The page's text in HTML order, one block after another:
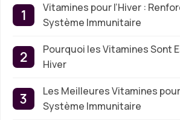
Vitamines pour l’Hiver :
Système Immunitaire
Pourquoi les Vitamines Sont
Hiver
Les Meilleures Vitamines
Système Immunitaire